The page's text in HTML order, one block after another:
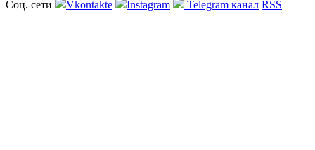
Соц. сети
Vkontakte Instagram Telegram канал RSS